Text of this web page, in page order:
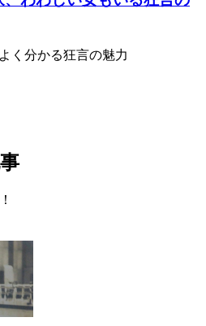
く分かる狂言の魅力